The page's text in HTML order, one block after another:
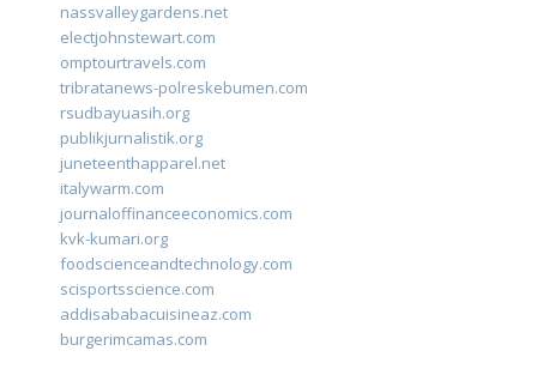
nassvalleygardens.net
electjohnstewart.com
omptourtravels.com
tribratanews-polreskebumen.com
rsudbayuasih.org
publikjurnalistik.org
juneteenthapparel.net
italywarm.com
journaloffinanceeconomics.com
kvk-kumari.org
foodscienceandtechnology.com
scisportsscience.com
addisababacuisineaz.com
burgerimcamas.com